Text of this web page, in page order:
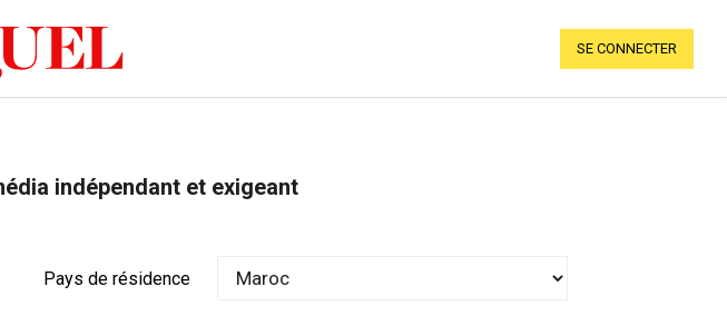
SE CONNECTER
indépendant et exigeant
Pays de résidence